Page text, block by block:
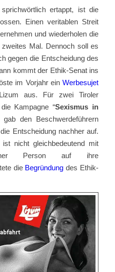
ertappt, ist die
Einen veritablen Streit
und wiederholen die
Mal. Dennoch soll es
gegen die Entscheidung des
kommt der Ethik-Senat ins
im Vorjahr einWerbesujet
aus. Für zwei Tiroler
Kampagne “Sexismus in
den Beschwerdeführern
Entscheidung nachher auf.
nicht gleichbedeutend mit
Person auf ihre
die Begründung des Ethik-